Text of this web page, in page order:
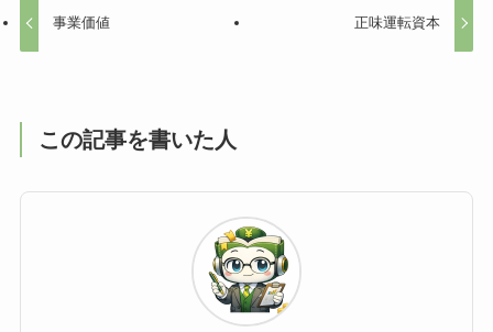
事業価値 正味運転資本
この記事を書いた人